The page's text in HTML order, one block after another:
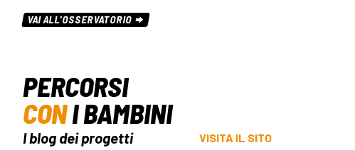
VAI ALL'OSSERVATORIO
PERCORSI
CONI BAMBINI
I blog dei progetti VISITA IL SITO